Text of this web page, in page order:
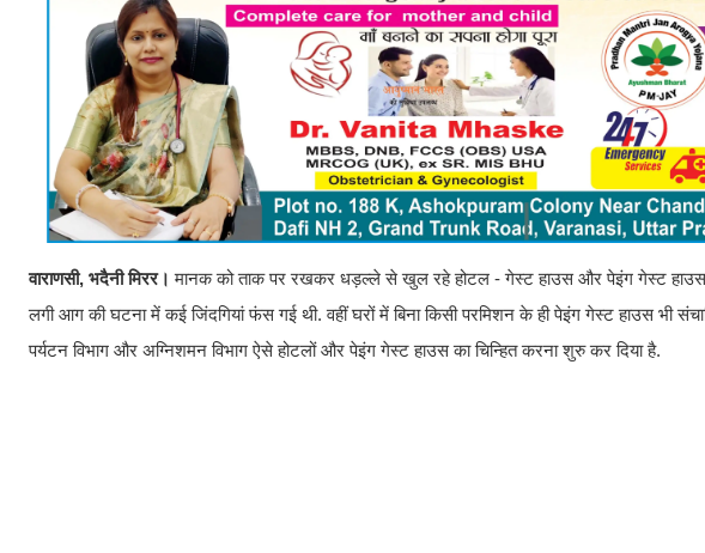
वाराणसी, भदैनी मिरर। मानक को ताक पर रखकर धड़ल्ले से खुल रहे होटल - गेस्ट हाउस और पेइंग गेस्ट हाउस
लगी आग की घटना में कई जिंदगियां फंस गई थी. वहीं घरों में बिना किसी परमिशन के ही पेइंग गेस्ट हाउस भी
पर्यटन विभाग और अग्निशमन विभाग ऐसे होटलों और पेइंग गेस्ट हाउस का चिन्हित करना शुरु कर दिया है.